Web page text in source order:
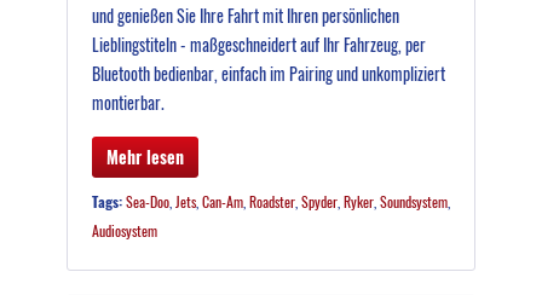
und genießen Sie Ihre Fahrt mit Ihren persönlichen
Lieblingstiteln - maßgeschneidert auf Ihr Fahrzeug, per
Bluetooth bedienbar, einfach im Pairing und unkompliziert
montierbar.
Mehr lesen
Tags:Sea-Doo, Jets, Can-Am, Roadster, Spyder, Ryker, Soundsystem,
Audiosystem